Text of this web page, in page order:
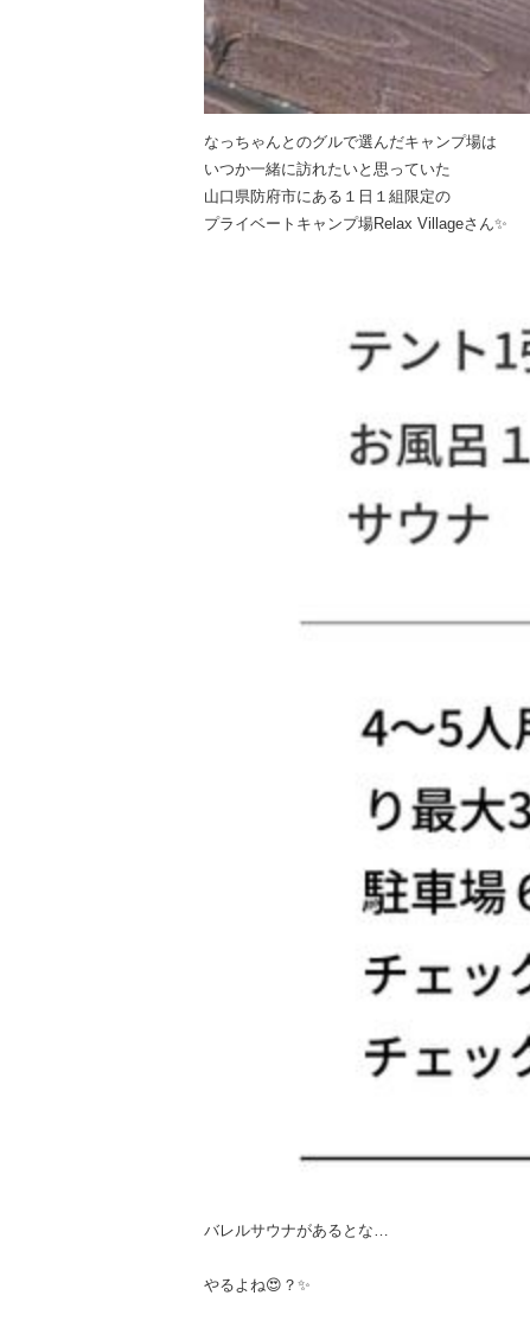
なっちゃんとのグルで選んだキャンプ場は
いつか一緒に訪れたいと思っていた
山口県防府市にある１日１組限定の
プライベートキャンプ場Relax Villageさん✨
バレルサウナがあるとな…
やるよね😍？✨